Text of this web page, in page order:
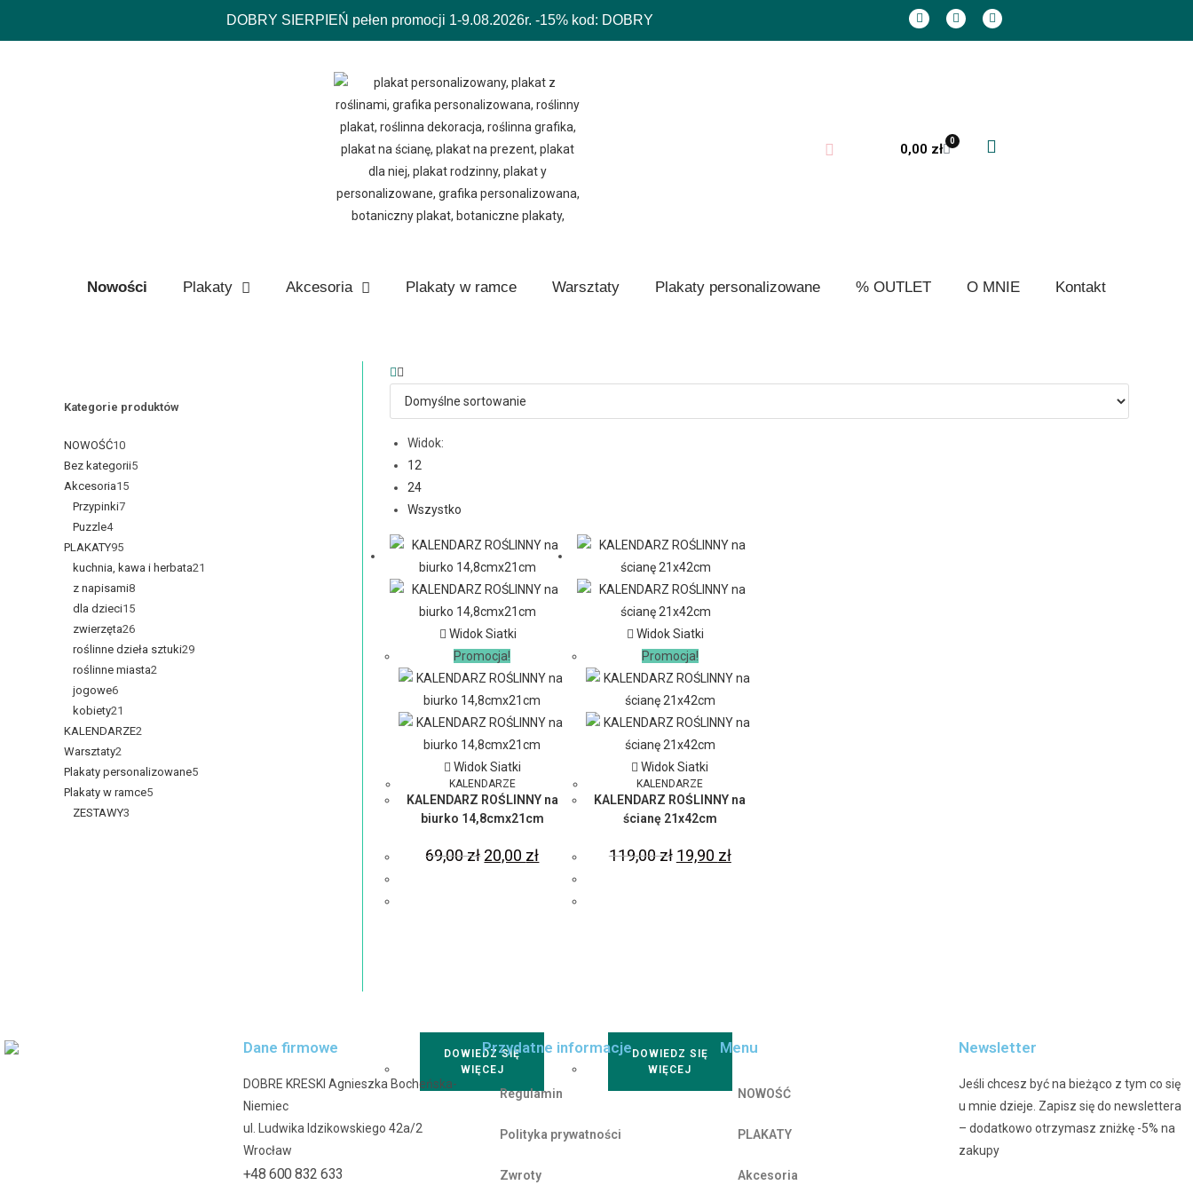
DOBRY SIERPIEŃ pełen promocji 1-9.08.2026r. -15% kod: DOBRY
0,00 zł
0
Nowości Plakaty Akcesoria Plakaty w ramce Warsztaty Plakaty personalizowane % OUTLET O MNIE Kontakt
Widok:
12
24
Wszystko
Widok Siatki
Promocja!
Widok Siatki
KALENDARZE
KALENDARZ ROŚLINNY na
biurko 14,8cmx21cm
69,00zł 20,00 zł
DOWIEDZ SIĘ
WIĘCEJ
Widok Siatki
Promocja!
Widok Siatki
KALENDARZE
KALENDARZ ROŚLINNY na
ścianę 21x42cm
119,00zł 19,90 zł
DOWIEDZ SIĘ
WIĘCEJ
Kategorie produktów
NOWOŚĆ10
Bez kategorii5
Akcesoria15
Przypinki7
Puzzle4
PLAKATY95
kuchnia, kawa i herbata21
z napisami8
dla dzieci15
zwierzęta26
roślinne dzieła sztuki29
roślinne miasta2
jogowe6
kobiety21
KALENDARZE2
Warsztaty2
Plakaty personalizowane5
Plakaty w ramce5
ZESTAWY3
Dane firmowe
DOBRE KRESKI Agnieszka Bocheńska-
Niemiec
ul. Ludwika Idzikowskiego 42a/2
Wrocław
+48 600 832 633
Przydatne informacje
Regulamin
Polityka prywatności
Zwroty
Menu
NOWOŚĆ
PLAKATY
Akcesoria
Newsletter
Jeśli chcesz być na bieżąco z tym co się
u mnie dzieje. Zapisz się do newslettera
– dodatkowo otrzymasz zniżkę -5% na
zakupy